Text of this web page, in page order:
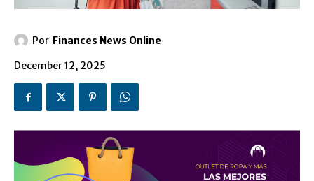
Por Finances News Online
December 12, 2025